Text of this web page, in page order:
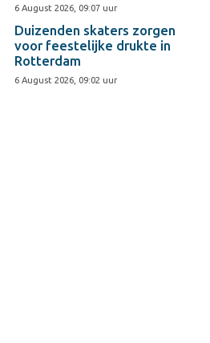
6 August 2026, 09:07 uur
Duizenden skaters zorgen
voor feestelijke drukte in
Rotterdam
6 August 2026, 09:02 uur